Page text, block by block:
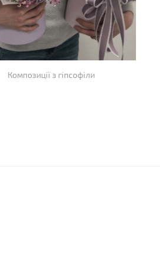
Композиції з гіпсофіли